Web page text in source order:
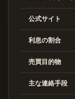
公式サイト
利息の割合
売買目的物
主な連絡手段